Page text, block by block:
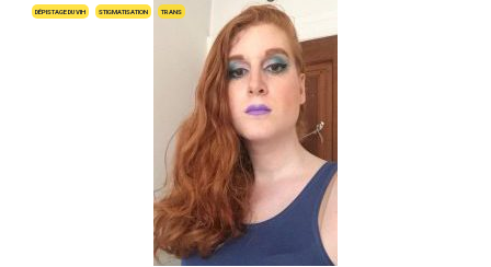
DÉPISTAGE DU VIH STIGMATISATION TRANS